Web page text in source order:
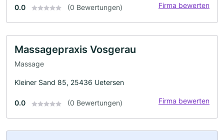
0.0 (0 Bewertungen) Firma bewerten
Massagepraxis Vosgerau
Massage
Kleiner Sand 85, 25436 Uetersen
0.0 (0 Bewertungen) Firma bewerten